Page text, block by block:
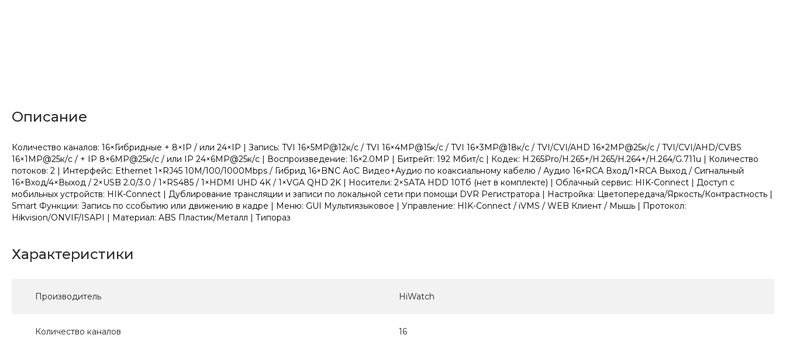
Описание
Количество каналов: 16×Гибридные + 8×IP / или 24×IP | Запись: TVI 16×5MP@12к/с / TVI 16×4MP@15к/с / TVI 16×3MP@18к/с / TVI/CVI/AHD 16×2MP@25к/с / TVI/CVI/AHD/CVBS
16×1MP@25к/с / + IP 8×6MP@25к/с / или IP 24×6MP@25к/с | Воспроизведение: 16×2.0MP | Битрейт: 192 Мбит/с | Кодек: H.265Pro/H.265+/H.265/H.264+/H.264/G.711u | Количество
потоков: 2 | Интерфейс: Ethernet 1×RJ45 10M/100/1000Mbps / Гибрид 16×BNC AoC Видео+Аудио по коаксиальному кабелю / Аудио 16×RCA Вход/1×RCA Выход / Сигнальный
16×Вход/4×Выход / 2×USB 2.0/3.0 / 1×RS485 / 1×HDMI UHD 4K / 1×VGA QHD 2K | Носители: 2×SATA HDD 10Тб (нет в комплекте) | Облачный сервис: HIK-Connect | Доступ с
мобильных устройств: HIK-Connect | Дублирование трансляции и записи по локальной сети при помощи DVR Регистратора | Настройка: Цветопередача/Яркость/Контрастность |
Smart Функции: Запись по cсобытию или движению в кадре | Меню: GUI Мультиязыковое | Управление: HIK-Connect / iVMS / WEB Клиент / Мышь | Протокол:
Hikvision/ONVIF/ISAPI | Материал: ABS Пластик/Металл | Типораз
Характеристики
Производитель HiWatch
Количество каналов 16